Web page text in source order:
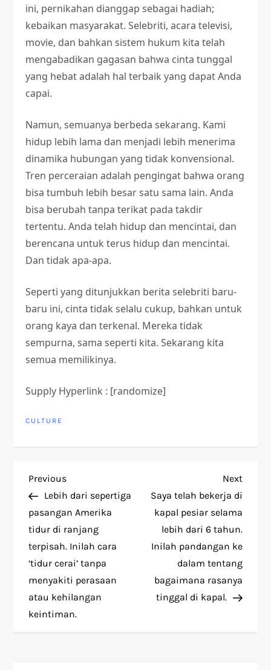
ini, pernikahan dianggap sebagai hadiah;
kebaikan masyarakat. Selebriti, acara televisi,
movie, dan bahkan sistem hukum kita telah
mengabadikan gagasan bahwa cinta tunggal
yang hebat adalah hal terbaik yang dapat Anda
capai.
Namun, semuanya berbeda sekarang. Kami
hidup lebih lama dan menjadi lebih menerima
dinamika hubungan yang tidak konvensional.
Tren perceraian adalah pengingat bahwa orang
bisa tumbuh lebih besar satu sama lain. Anda
bisa berubah tanpa terikat pada takdir
tertentu. Anda telah hidup dan mencintai, dan
berencana untuk terus hidup dan mencintai.
Dan tidak apa-apa.
Seperti yang ditunjukkan berita selebriti baru-
baru ini, cinta tidak selalu cukup, bahkan untuk
orang kaya dan terkenal. Mereka tidak
sempurna, sama seperti kita. Sekarang kita
semua memilikinya.
Supply Hyperlink : [randomize]
CULTURE
P
o
s
t
n
a
Previous
Post
Previous
Lebih dari sepertiga
pasangan Amerika
tidur di ranjang
terpisah. Inilah cara
‘tidur cerai’ tanpa
menyakiti perasaan
atau kehilangan
keintiman.
Next
Next
Saya telah bekerja di
kapal pesiar selama
lebih dari 6 tahun.
Inilah pandangan ke
dalam tentang
bagaimana rasanya
tinggal di kapal.